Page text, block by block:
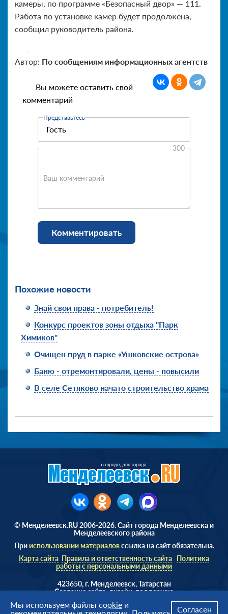
камеры, по программе «Безопасный двор» — 111.
Работа по установке камер будет продолжена,
сообщил руководитель района.
Автор: По сообщениям информационных агентств
Вы можете оставить свой
комментарий
Представьтесь
Ваш комментарий
300
Комментировать
Похожие новости
Знай свои права - потребитель!
Конкурс проектов зоны отдыха "Парк
Химиков"
Очищен пруд в парке «Ушковские острова»
Баню - отремонтировали, цены - повысили
В селе Сетяково начато строительство храма
© Менделеевск.RU 2006-2026. Сайт города Менделеевска и
Менделеевского района
Прииспользовании материаловссылка на сайт обязательна.
Карта сайта Правила и ответственность сайта Политика
работы с персональными данными
423650, г. Менделеевск, Татарстан
Cоздание сайта, дизайн, поддержка
Мы используем файлы cookie и
Согласен